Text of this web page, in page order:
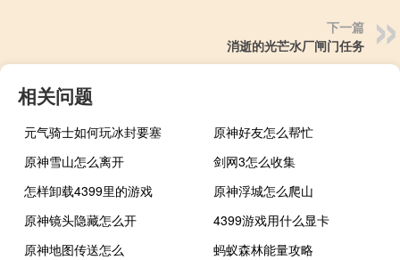
下一篇
消逝的光芒水厂闸门任务
相关问题
元气骑士如何玩冰封要塞
原神好友怎么帮忙
原神雪山怎么离开
剑网3怎么收集
怎样卸载4399里的游戏
原神浮城怎么爬山
原神镜头隐藏怎么开
4399游戏用什么显卡
原神地图传送怎么
蚂蚁森林能量攻略